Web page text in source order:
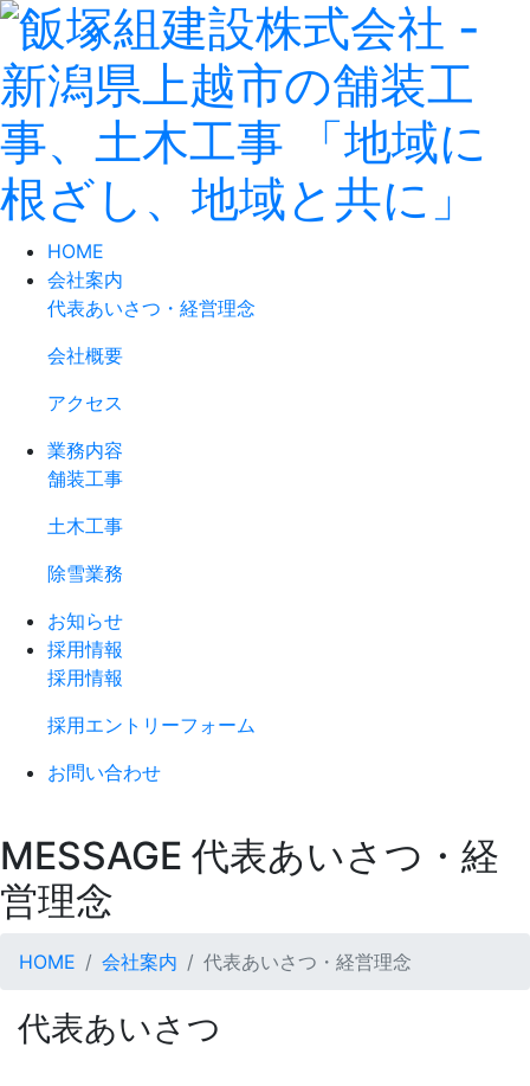
HOME
会社案内
代表あいさつ・経営理念
会社概要
アクセス
業務内容
舗装工事
土木工事
除雪業務
お知らせ
採用情報
採用情報
採用エントリーフォーム
お問い合わせ
MESSAGE 代表あいさつ・経
営理念
HOME 会社案内 代表あいさつ・経営理念
代表あいさつ